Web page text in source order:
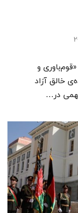
و
خالق آزاد
در…